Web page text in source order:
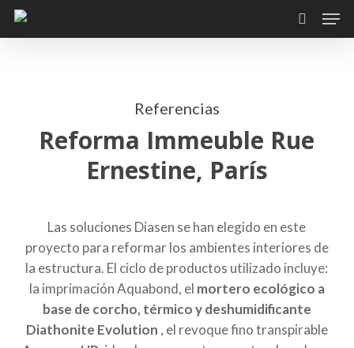
Skip
search
Referencias
Reforma Immeuble Rue
Ernestine, París
Las soluciones Diasen se han elegido en este
proyecto para reformar los ambientes interiores de
la estructura. El ciclo de productos utilizado incluye:
la imprimaciónAquabond, el mortero ecológico a
base de corcho, térmico y deshumidificante
Diathonite Evolution , el revoque fino transpirable